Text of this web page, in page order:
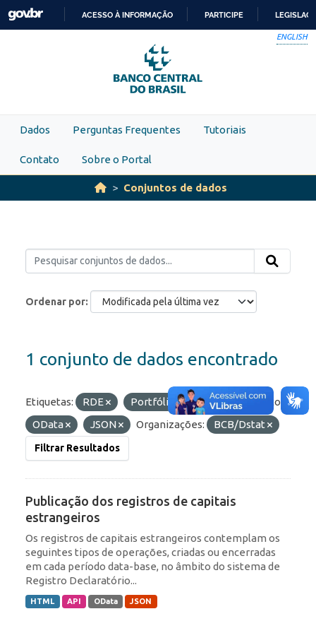
Skip to main content
PARA
O
CONTEÚDO
ACESSO À INFORMAÇÃO PARTICIPE
ENGLISH
Dados Perguntas Frequentes Tutoriais
Contato Sobre o Portal
Conjuntos de dados
Ordenar por
1 conjunto de dados encontrado
Etiquetas: RDE Portfólio IED
Formatos:
OData
JSON Organizações: BCB/Dstat
Filtrar Resultados
Publicação dos registros de capitais
estrangeiros
Os registros de capitais estrangeiros contemplam os
seguintes tipos de operações, criadas ou encerradas
em cada período data-base, no âmbito do sistema de
Registro Declaratório...
HTML API OData JSON